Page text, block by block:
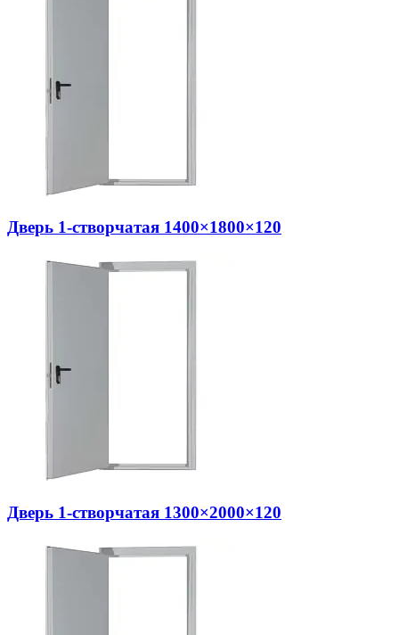
Дверь 1-створчатая 1400×1800×120
Дверь 1-створчатая 1300×2000×120